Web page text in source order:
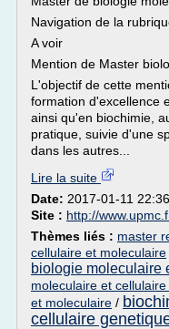
Navigation de la
A voir
Mention de Master
L'objectif de cette
formation d'excellence
ainsi qu'en biochimie,
pratique, suivie d'une
dans les autres...
Lire la suite
Date: 2017-01-11
Site : http://
Thèmes liés : master
cellulaire et moleculaire
biologie moleculaire
moleculaire et
et moleculaire /
cellulaire